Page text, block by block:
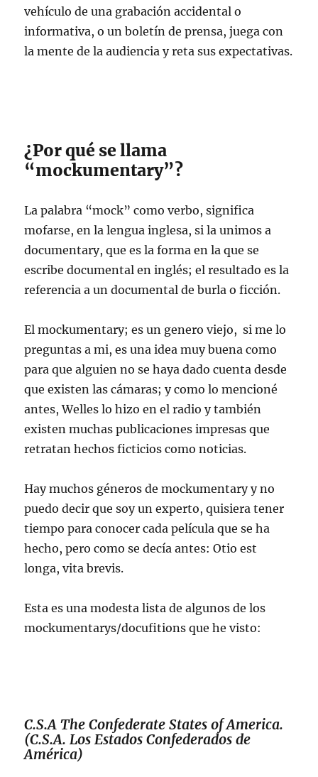
vehículo de una grabación accidental o
informativa, o un boletín de prensa, juega con
la mente de la audiencia y reta sus expectativas.
¿Por qué se llama
“mockumentary”?
La palabra “mock” como verbo, significa
mofarse, en la lengua inglesa, si la unimos a
documentary, que es la forma en la que se
escribe documental en inglés; el resultado es la
referencia a un documental de burla o ficción.
El mockumentary; es un genero viejo, si me lo
preguntas a mi, es una idea muy buena como
para que alguien no se haya dado cuenta desde
que existen las cámaras; y como lo mencioné
antes, Welles lo hizo en el radio y también
existen muchas publicaciones impresas que
retratan hechos ficticios como noticias.
Hay muchos géneros de mockumentary y no
puedo decir que soy un experto, quisiera tener
tiempo para conocer cada película que se ha
hecho, pero como se decía antes: Otio est
longa, vita brevis.
Esta es una modesta lista de algunos de los
mockumentarys/docufitions que he visto:
C.S.A The Confederate States of America.
(C.S.A. Los Estados Confederados de
América)